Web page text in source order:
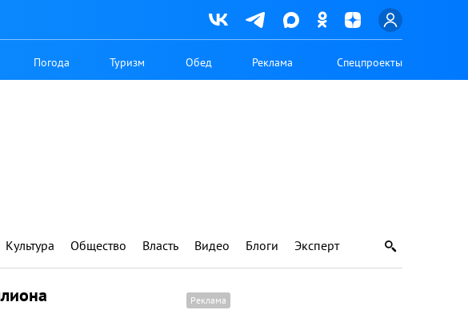
Погода Туризм Обед Реклама Спецпроекты
Культура Общество Власть Видео Блоги Эксперт